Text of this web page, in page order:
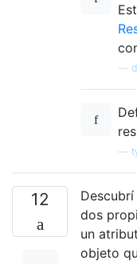
12
dos
un
objeto